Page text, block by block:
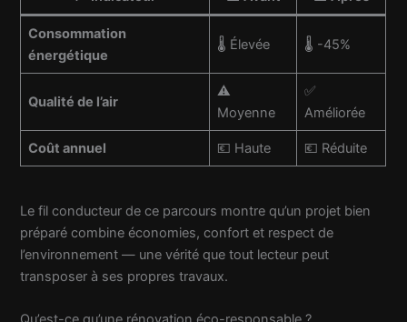
Consommation
énergétique
🌡️ Élevée 🌡️ -45%
Qualité de l’air
⚠️
Moyenne
✅
Améliorée
Coût annuel 💶 Haute 💶 Réduite
Le fil conducteur de ce parcours montre qu’un projet bien
préparé combine économies, confort et respect de
l’environnement — une vérité que tout lecteur peut
transposer à ses propres travaux.